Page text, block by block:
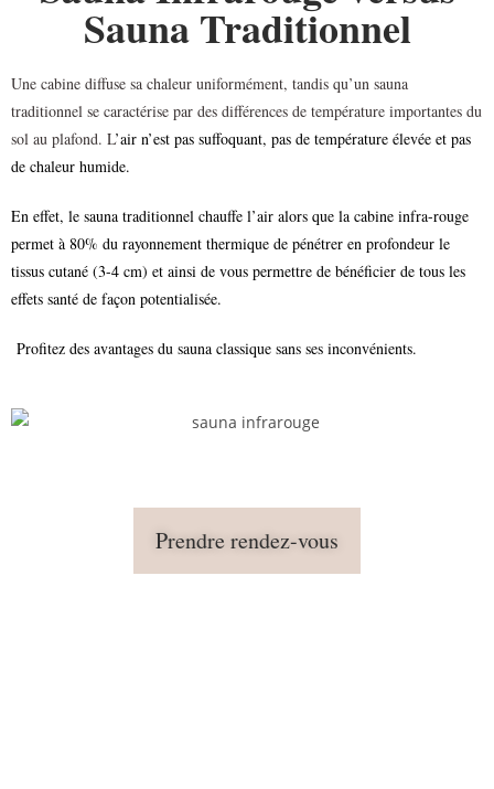
Sauna Traditionnel
Une cabine diffuse sa chaleur uniformément, tandis qu’un sauna
traditionnel se caractérise par des différences de température importantes du
sol au plafond. L’air n’est pas suffoquant, pas de température élevée et pas
de chaleur humide.
En effet, le sauna traditionnel chauffe l’air alors que la cabine infra-rouge
permet à 80% du rayonnement thermique de pénétrer en profondeur le
tissus cutané (3-4 cm) et ainsi de vous permettre de bénéficier de tous les
effets santé de façon potentialisée.
Profitez des avantages du sauna classique sans ses inconvénients.
Prendre rendez-vous